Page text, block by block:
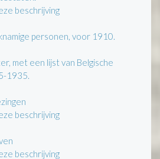
beschrijving
personen, voor 1910.
met een lijst van Belgische
1935.
beschrijving
beschrijving